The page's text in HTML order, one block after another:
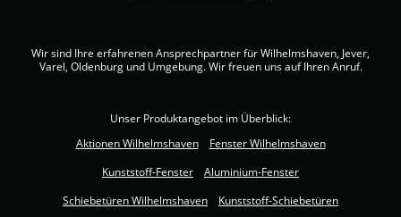
Wir sind Ihre erfahrenen Ansprechpartner für Wilhelmshaven, Jever,
Varel, Oldenburg und Umgebung. Wir freuen uns auf Ihren Anruf.
Unser Produktangebot im Überblick:
Aktionen Wilhelmshaven
Fenster Wilhelmshaven
Kunststoff-Fenster
Aluminium-Fenster
Schiebetüren Wilhelmshaven
Kunststoff-Schiebetüren